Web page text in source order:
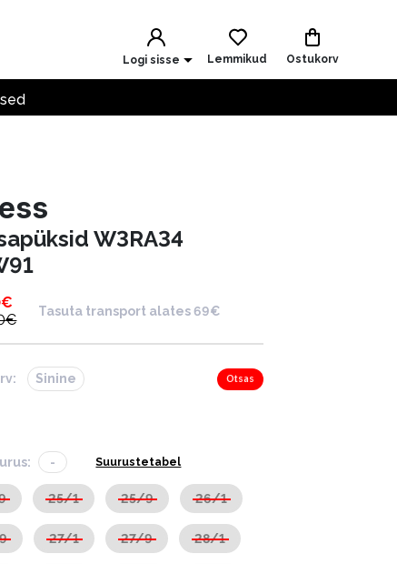
Logi sisse Lemmikud Ostukorv
W3RA34
€
€
Tasuta transport alates 69€
Sinine Otsas
- Suurustetabel
25/1 25/9 26/1
27/1 27/9 28/1